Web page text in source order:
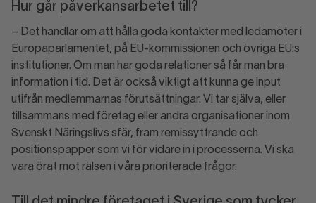
Hur går påverkansarbetet till?
– Det handlar om att hålla goda kontakter med ledamöter i
Europaparlamentet, på EU-kommissionen och övriga EU:s
institutioner. Om man har goda relationer så får man bra
information i tid. Det är också viktigt att kunna ge input
utifrån medlemmarnas förutsättningar. Vi tar själva, eller
tillsammans med företag eller andra organisationer inom
Svenskt Näringslivs sfär, fram remissyttrande och
positionspapper som vi för vidare in i processerna. Vi ska
vara örat mot rälsen i våra prioriterade frågor.